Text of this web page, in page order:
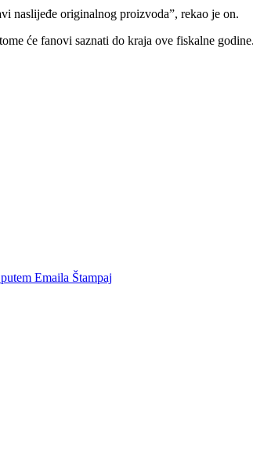
naslijeđe originalnog proizvoda”, rekao je on.
će fanovi saznati do kraja ove fiskalne
Emaila Štampaj